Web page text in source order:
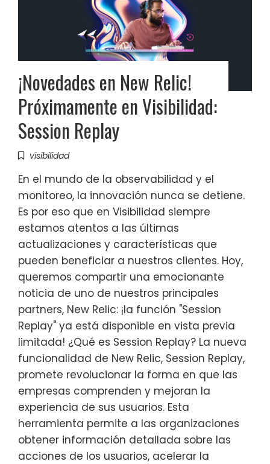
¡Novedades en New Relic!
Próximamente en Visibilidad:
Session Replay
visibilidad
En el mundo de la observabilidad y el
monitoreo, la innovación nunca se detiene.
Es por eso que en Visibilidad siempre
estamos atentos a las últimas
actualizaciones y características que
pueden beneficiar a nuestros clientes. Hoy,
queremos compartir una emocionante
noticia de uno de nuestros principales
partners, New Relic: ¡la función "Session
Replay" ya está disponible en vista previa
limitada! ¿Qué es Session Replay? La nueva
funcionalidad de New Relic, Session Replay,
promete revolucionar la forma en que las
empresas comprenden y mejoran la
experiencia de sus usuarios. Esta
herramienta permite a las organizaciones
obtener información detallada sobre las
acciones de los usuarios, acelerar la